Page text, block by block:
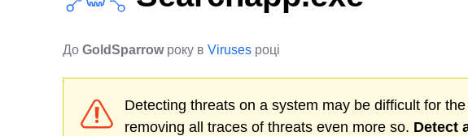
До GoldSparrowроку в Viruses році
Detecting threats on a system may be difficult for
removing all traces of threats even more so. Detect